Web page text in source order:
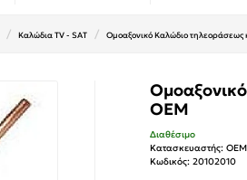
Καλώδια TV - SAT Ομοαξονικό Καλώδιο τηλεοράσεως
OEM
Διαθέσιμο
Κατασκευαστής: OEM
Κωδικός: 20102010